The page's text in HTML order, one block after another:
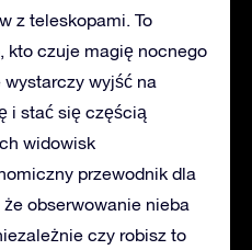
z teleskopami. To
kto czuje magię nocnego
wystarczy wyjść na
i stać się częścią
widowisk
przewodnik dla
obserwowanie nieba
czy robisz to